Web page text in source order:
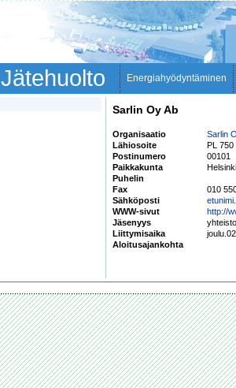
Jätehuolto Energiahyödyntäminen
Sarlin Oy Ab
Organisaatio
Sarlin
Lähiosoite
PL 750
Postinumero
00101
Paikkakunta
Puhelin
Fax
010
Sähköposti
WWW-sivut
http://
Jäsenyys
Liittymisaika
Aloitusajankohta